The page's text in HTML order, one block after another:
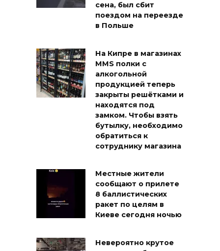
сена, был сбит
поездом на переезде
в Польше
На Кипре в магазинах
MMS полки с
алкогольной
продукцией теперь
закрыты решётками и
находятся под
замком. Чтобы взять
бутылку, необходимо
обратиться к
сотруднику магазина
Местные жители
сообщают о прилете
8 баллистических
ракет по целям в
Киеве сегодня ночью
Невероятно крутое